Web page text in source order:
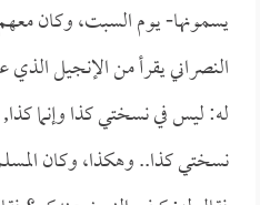
يسمونها- يوم السبت، وكان
النصراني يقرأ من الإنجيل الذي
له: ليس في نسختي كذا وإنما
نسختي كذا.. وهكذا، وكان